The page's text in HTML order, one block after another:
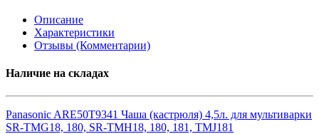
Описание
Характеристики
Отзывы (Комментарии)
Наличие на складах
Panasonic ARE50T9341 Чаша (кастрюля) 4,5л. для мультиварки
SR-TMG18, 180, SR-TMH18, 180, 181, TMJ181